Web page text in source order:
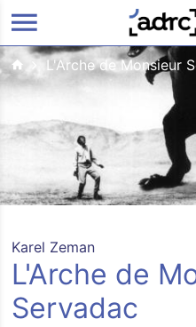
ALLER AU
L'Arche de Monsieur
Karel Zeman
L'Arche de
Servadac